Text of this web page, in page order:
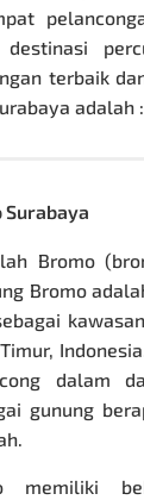
terbaik
adalah :
Surabaya
Bromo
Bromo
dalam
gunung
memiliki